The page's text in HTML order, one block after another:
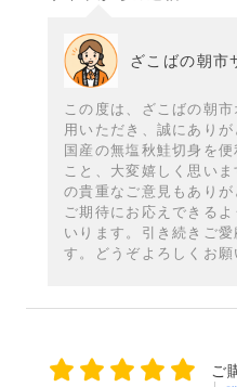
ざこばの朝市
この度は、ざこばの朝
用いただき、誠にあり
国産の無塩秋鮭切身を
こと、大変嬉しく思い
の貴重なご意見もあり
ご期待にお応えできる
いります。引き続きご
す。どうぞよろしくお願
ご